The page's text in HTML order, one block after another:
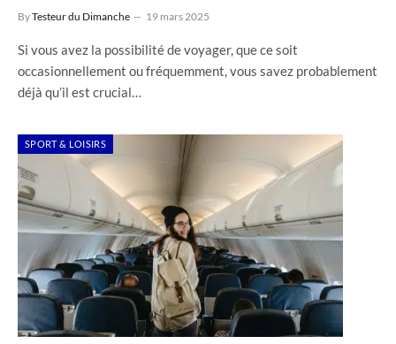
ByTesteur du Dimanche 19 mars 2025
Si vous avez la possibilité de voyager, que ce soit
occasionnellement ou fréquemment, vous savez probablement
déjà qu’il est crucial…
SPORT & LOISIRS